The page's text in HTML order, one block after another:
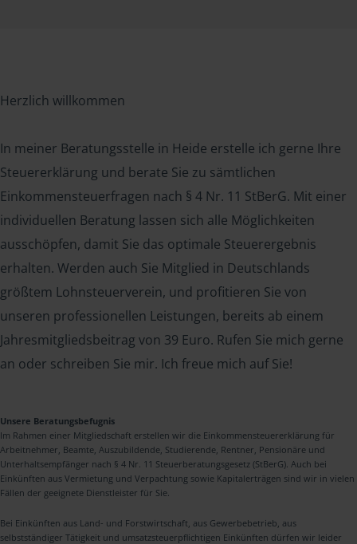
Herzlich willkommen
In meiner Beratungsstelle in Heide erstelle ich gerne Ihre
Steuererklärung und berate Sie zu sämtlichen
Einkommensteuerfragen nach § 4 Nr. 11 StBerG. Mit einer
individuellen Beratung lassen sich alle Möglichkeiten
ausschöpfen, damit Sie das optimale Steuerergebnis
erhalten. Werden auch Sie Mitglied in Deutschlands
größtem Lohnsteuerverein, und profitieren Sie von
unseren professionellen Leistungen, bereits ab einem
Jahresmitgliedsbeitrag von 39 Euro. Rufen Sie mich gerne
an oder schreiben Sie mir. Ich freue mich auf Sie!
Unsere Beratungsbefugnis
Im Rahmen einer Mitgliedschaft erstellen wir die Einkommensteuererklärung für
Arbeitnehmer, Beamte, Auszubildende, Studierende, Rentner, Pensionäre und
Unterhaltsempfänger nach § 4 Nr. 11 Steuerberatungsgesetz (StBerG). Auch bei
Einkünften aus Vermietung und Verpachtung sowie Kapitalerträgen sind wir in vielen
Fällen der geeignete Dienstleister für Sie.
Bei Einkünften aus Land- und Forstwirtschaft, aus Gewerbebetrieb, aus
selbstständiger Tätigkeit und umsatzsteuerpflichtigen Einkünften dürfen wir leider